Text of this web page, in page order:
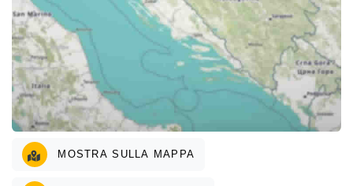
MOSTRA SULLA MAPPA